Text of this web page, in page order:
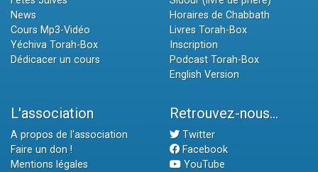
News
Cours Mp3-Vidéo
Yéchiva Torah-Box
Dédicacer un cours
Horaires de Chabbath
Livres Torah-Box
Inscription
Podcast Torah-Box
English Version
L'association
A propos de l'association
Faire un don !
Mentions légales
Retrouvez-nous...
Twitter
Facebook
YouTube